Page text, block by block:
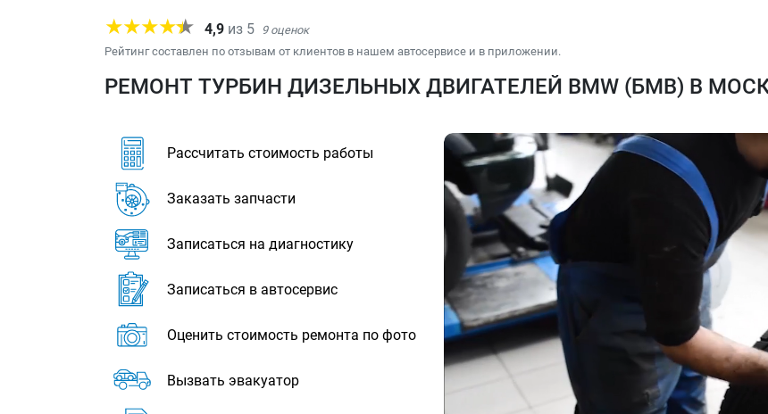
4,9 из 5 9оценок
Рейтинг составлен по отзывам от клиентов в нашем автосервисе и в приложении.
РЕМОНТ ТУРБИН ДИЗЕЛЬНЫХ ДВИГАТЕЛЕЙ BMW (БМВ) В
Рассчитать стоимость работы
Заказать запчасти
Записаться на диагностику
Записаться в автосервис
Оценить стоимость ремонта по фото
Вызвать эвакуатор